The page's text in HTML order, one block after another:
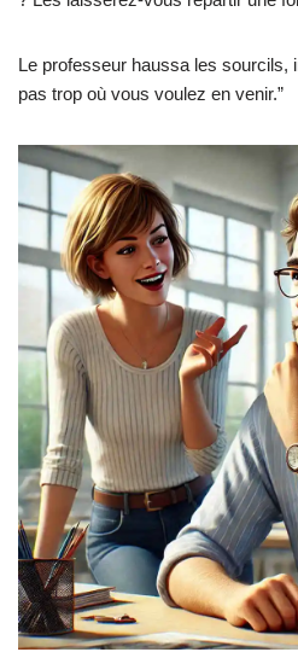
Le professeur haussa les sourcils,
pas trop où vous voulez en venir.”